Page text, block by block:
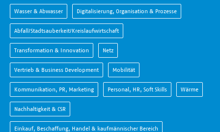
Wasser & Abwasser Digitalisierung, Organisation & Prozesse
Abfall/Stadtsauberkeit/Kreislaufwirtschaft
Transformation & Innovation Netz
Vertrieb & Business Development Mobilität
Kommunikation, PR, Marketing Personal, HR, Soft Skills Wärme
Nachhaltigkeit & CSR
Einkauf, Beschaffung, Handel & kaufmännischer Bereich